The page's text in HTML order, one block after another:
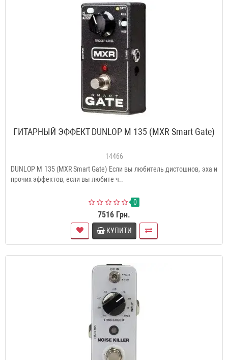
ГИТАРНЫЙ ЭФФЕКТ DUNLOP M 135 (MXR Smart Gate)
14466
DUNLOP M 135 (MXR Smart Gate) Если вы любитель дистошнов, эха и
прочих эффектов, если вы любите ч..
0
7516 Грн.
КУПИТИ